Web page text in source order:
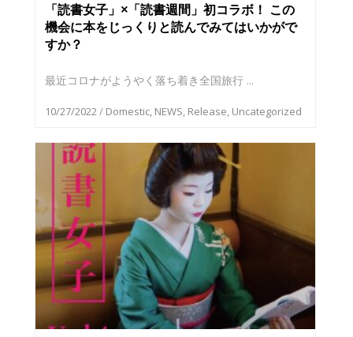
「読書女子」×「読書週間」初コラボ！ この
機会に本をじっくりと読んでみてはいかがで
すか？
最近コロナがようやく落ち着き全国旅行 ...
10/27/2022/ Domestic, NEWS, Release, Uncategorized